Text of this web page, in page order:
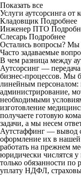
Показать все
Услуги аутсорсинга
Кладовщик Подробнее
Инженер ПТО
Слесарь Подробнее
Остались вопросы? Мы
Часто задаваемые
В чем разница между
Аутсорсинг —
бизнес-процессов. Мы
линейным персоналом:
администрирование,
необходимыми
изготовление
получаете готовую
задачи, а мы несем
Аутстаффинг — вывод
оформление их в
работать на прежнем
юридически числятся у
только обязанности по
уплату НДФЛ,